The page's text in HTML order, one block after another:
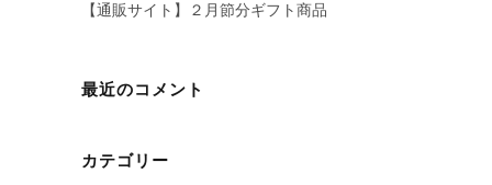
【通販サイト】２月節分ギフト商品
最近のコメント
カテゴリー